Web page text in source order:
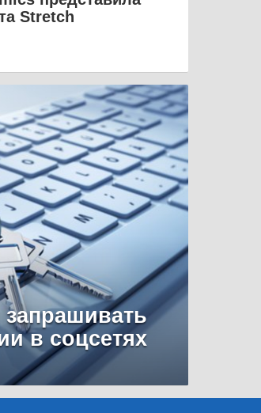
Stretch
в соцсетях